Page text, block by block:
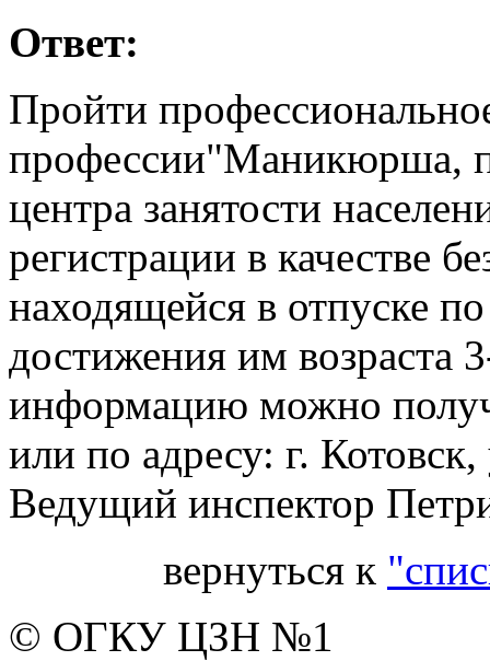
Ответ:
Пройти
профессии"Маникюрша,
центра занятости
регистрации в качестве
находящейся в отпуске
достижения им возраста
информацию можно
или по адресу: г.
Ведущий инспектор
вернуться к
© ОГКУ ЦЗН №1